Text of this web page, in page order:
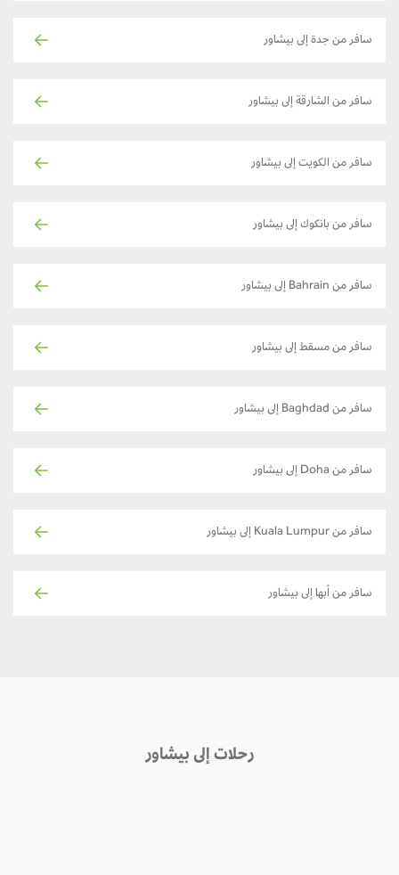
سافر من جدة إلى بيشاور
سافر من الشارقة إلى بيشاور
سافر من الكويت إلى بيشاور
سافر من بانكوك إلى بيشاور
سافر من Bahrain إلى بيشاور
سافر من مسقط إلى بيشاور
سافر من Baghdad إلى بيشاور
سافر من Doha إلى بيشاور
سافر من Kuala Lumpur إلى بيشاور
سافر من أبها إلى بيشاور
رحلات إلى بيشاور